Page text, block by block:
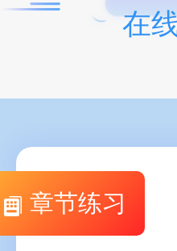
在
章节练习